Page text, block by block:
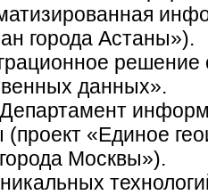
города Астаны»).
данных».
(проект «Единое
Москвы»).